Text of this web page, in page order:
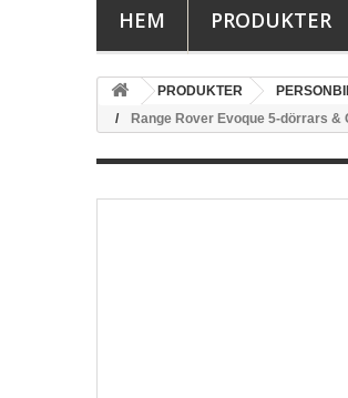
HEM PRODUKTER
PRODUKTER
Range Rover Evoque 5-dörrars &